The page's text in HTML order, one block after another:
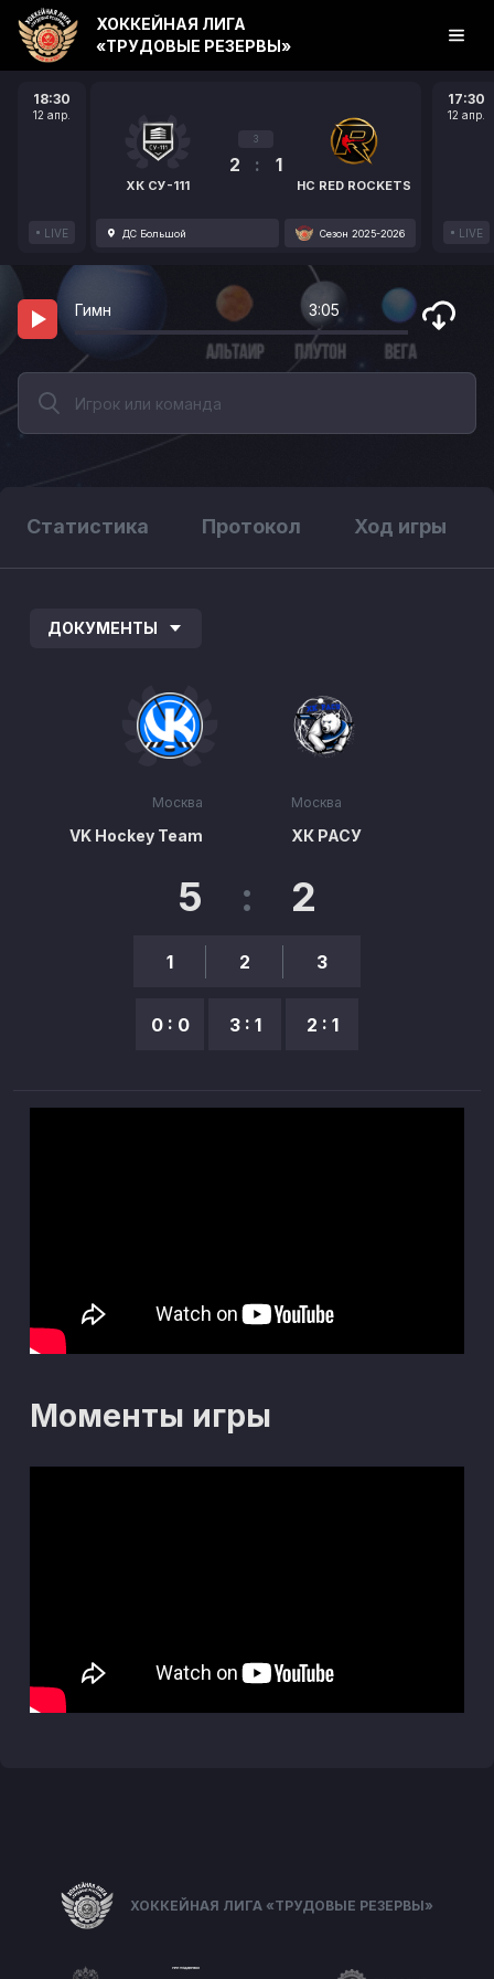
18:30
12 апр.
LIVE
ХК СУ-111
3
2 : 1
HC RED ROCKETS
ДС Большой Сезон 2025-2026
17:30
12 апр.
LIVE
ХОККЕЙНАЯ ЛИГА
«ТРУДОВЫЕ РЕЗЕРВЫ»
Гимн 3:05
Статистика Протокол Ход игры
ДОКУМЕНТЫ
Москва
VK Hockey Team
5 : 2
1
0 : 0
2
3 : 1
3
2 : 1
Москва
ХК РАСУ
Моменты игры
ХОККЕЙНАЯ ЛИГА «ТРУДОВЫЕ РЕЗЕРВЫ»